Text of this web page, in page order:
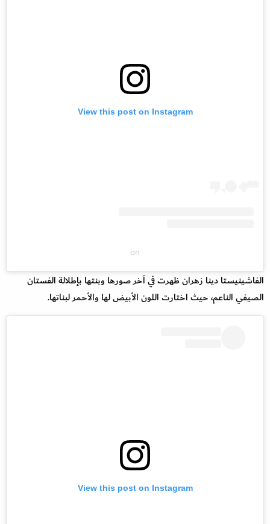
View this post on Instagram
on
الفاشينيستا دينا زهران ظهرت في آخر صورها وبنتها بإطلالة الفستان
الصيفي الناعم، حيث اختارت اللون الأبيض لها والأحمر لبناتها.
View this post on Instagram